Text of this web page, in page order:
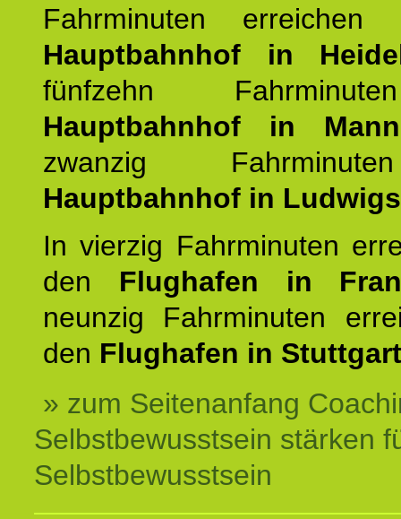
Fahrminuten
Hauptbahnhof in
fünfzehn
Hauptbahnhof in
zwanzig
Hauptbahnhof in
In vierzig Fahrminuten
den Flughafen in
neunzig Fahrminuten
den Flughafen in
» zum Seitenanfang
Selbstbewusstsein stärken
Selbstbewusstsein